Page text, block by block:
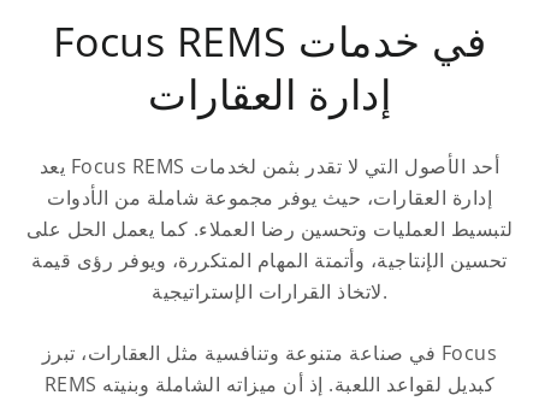
Focus REMS في خدمات
إدارة العقارات
يعد Focus REMS أحد الأصول التي لا تقدر بثمن لخدمات
إدارة العقارات، حيث يوفر مجموعة شاملة من الأدوات
لتبسيط العمليات وتحسين رضا العملاء. كما يعمل الحل على
تحسين الإنتاجية، وأتمتة المهام المتكررة، ويوفر رؤى قيمة
لاتخاذ القرارات الإستراتيجية.
في صناعة متنوعة وتنافسية مثل العقارات، تبرز Focus
REMS كبديل لقواعد اللعبة. إذ أن ميزاته الشاملة وبنيته